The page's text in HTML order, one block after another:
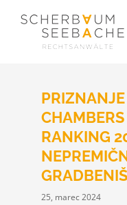
content
RANKING
25, marec 2024